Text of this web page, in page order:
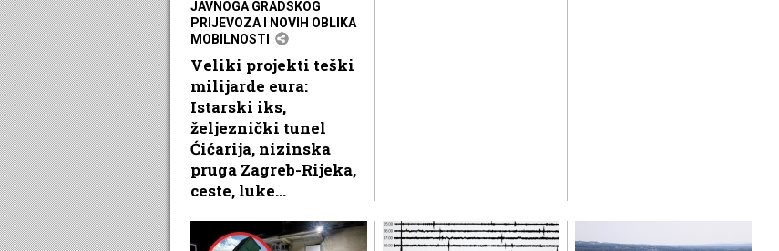
JAVNOGA GRADSKOG
PRIJEVOZA I NOVIH OBLIKA
MOBILNOSTI
Veliki projekti teški
milijarde eura:
Istarski iks,
željeznički tunel
Ćićarija, nizinska
pruga Zagreb-Rijeka,
ceste, luke...